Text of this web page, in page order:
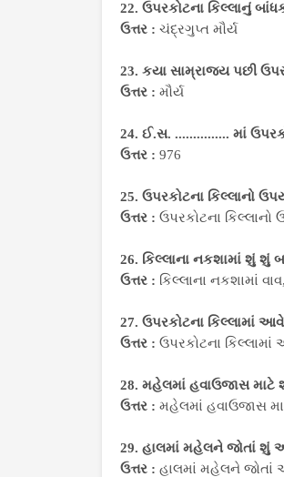
22. ઉપરકોટના કિલ્લાનું
ઉત્તર : ચંદ્રગુપ્ત મૌર્ય
23. કયા સામ્રાજય પછી
ઉત્તર : મૌર્ય
24. ઈ.સ. ............... માં
ઉત્તર : 976
25. ઉપરકોટના કિલ્લાનો
ઉત્તર : ઉપરકોટના કિલ્લાનો
26. કિલ્લાના નકશામાં શું શું
ઉત્તર : કિલ્લાના નકશામાં
27. ઉપરકોટના કિલ્લામાં
ઉત્તર : ઉપરકોટના
28. મહેલમાં હવાઉજાસ માટે
ઉત્તર : મહેલમાં હવાઉજાસ
29. હાલમાં મહેલને જોતાં શું
ઉત્તર : હાલમાં મહેલને જોતાં